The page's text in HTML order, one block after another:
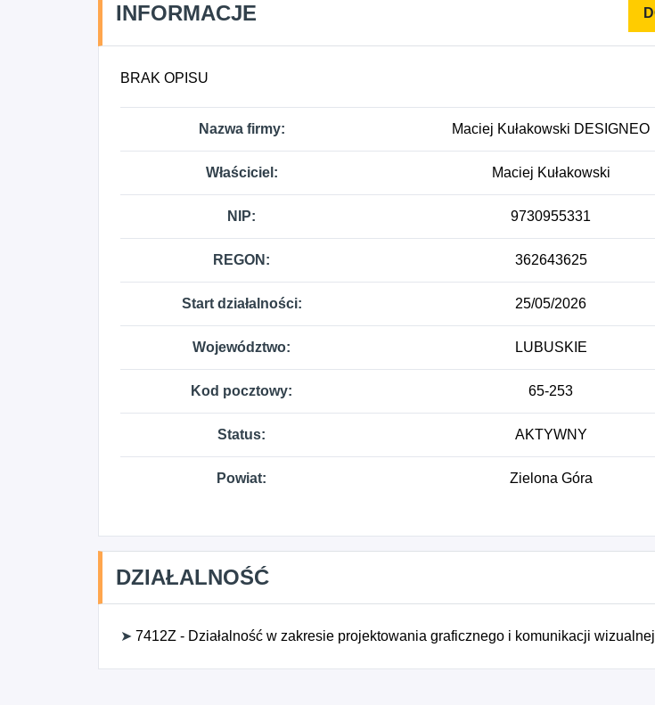
INFORMACJE
BRAK OPISU
Nazwa firmy: Maciej Kułakowski DESIGNEO
Właściciel: Maciej Kułakowski
NIP: 9730955331
REGON: 362643625
Start działalności: 25/05/2026
Województwo: LUBUSKIE
Kod pocztowy: 65-253
Status: AKTYWNY
Powiat: Zielona Góra
DZIAŁALNOŚĆ
➤ 7412Z - Działalność w zakresie projektowania graficznego i komunikacji wizualnej